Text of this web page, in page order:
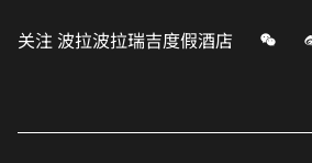
关注波拉波拉瑞吉度假酒店 微信